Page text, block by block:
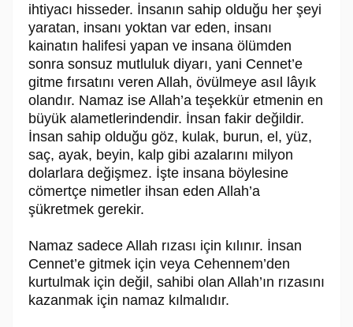
ihtiyacı hisseder. İnsanın sahip olduğu her şeyi
yaratan, insanı yoktan var eden, insanı
kainatın halifesi yapan ve insana ölümden
sonra sonsuz mutluluk diyarı, yani Cennet’e
gitme fırsatını veren Allah, övülmeye asıl lâyık
olandır. Namaz ise Allah’a teşekkür etmenin en
büyük alametlerindendir. İnsan fakir değildir.
İnsan sahip olduğu göz, kulak, burun, el, yüz,
saç, ayak, beyin, kalp gibi azalarını milyon
dolarlara değişmez. İşte insana böylesine
cömertçe nimetler ihsan eden Allah’a
şükretmek gerekir.
Namaz sadece Allah rızası için kılınır. İnsan
Cennet’e gitmek için veya Cehennem’den
kurtulmak için değil, sahibi olan Allah’ın rızasını
kazanmak için namaz kılmalıdır.